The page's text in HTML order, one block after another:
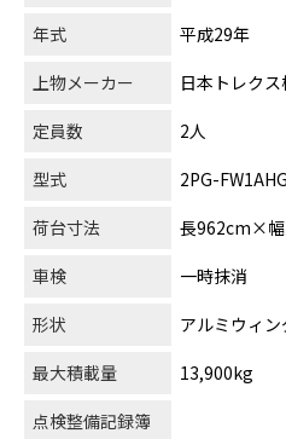
年式
平成29年
上物メーカー
日本トレク
定員数
2人
型式
2PG-FW1AHG
荷台寸法
長962cm×
車検
一時抹消
形状
アルミウィン
最大積載量
13,900kg
点検整備記録簿